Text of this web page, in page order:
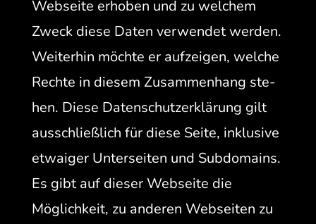
Web­seite erhoben und zu welchem
Zweck diese Dat­en ver­wen­det wer­den.
Weit­er­hin möchte er aufzeigen, welche
Rechte in diesem Zusam­men­hang ste­
hen. Diese Daten­schutzerk­lärung gilt
auss­chließlich für diese Seite, inklu­sive
etwaiger Unter­seit­en und Sub­do­mains.
Es gibt auf dieser Web­seite die
Möglichkeit, zu anderen Web­seit­en zu